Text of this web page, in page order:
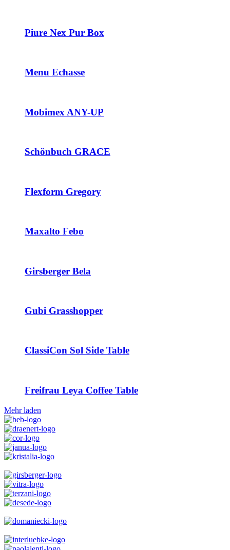
Piure Nex Pur Box
Menu Echasse
Mobimex ANY-UP
Schönbuch GRACE
Flexform Gregory
Maxalto Febo
Girsberger Bela
Gubi Grasshopper
ClassiCon Sol Side Table
Freifrau Leya Coffee Table
Mehr laden